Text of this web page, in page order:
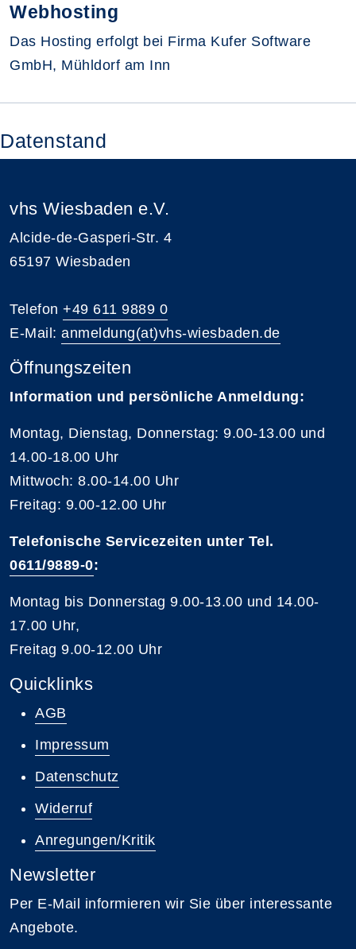
Webhosting
Das Hosting erfolgt bei Firma Kufer Software
GmbH, Mühldorf am Inn
Datenstand
vhs Wiesbaden e.V.
Alcide-de-Gasperi-Str. 4
65197 Wiesbaden
Telefon +49 611 9889 0
E-Mail: anmeldung(at)vhs-wiesbaden.de
Öffnungszeiten
Information und persönliche Anmeldung:
Montag, Dienstag, Donnerstag: 9.00-13.00 und
14.00-18.00 Uhr
Mittwoch: 8.00-14.00 Uhr
Freitag: 9.00-12.00 Uhr
Telefonische Servicezeiten unter Tel.
0611/9889-0:
Montag bis Donnerstag 9.00-13.00 und 14.00-
17.00 Uhr,
Freitag 9.00-12.00 Uhr
Quicklinks
AGB
Impressum
Datenschutz
Widerruf
Anregungen/Kritik
Newsletter
Per E-Mail informieren wir Sie über interessante
Angebote.